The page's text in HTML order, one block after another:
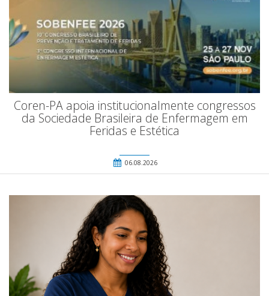
Coren-PA apoia institucionalmente congressos
da Sociedade Brasileira de Enfermagem em
Feridas e Estética
06.08.2026